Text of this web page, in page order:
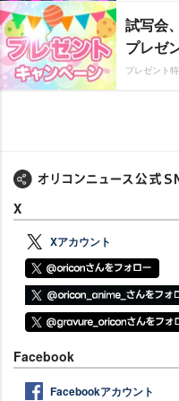
試写会
プレゼ
プレゼント
X
Xアカウント
Facebook
Facebookアカウント